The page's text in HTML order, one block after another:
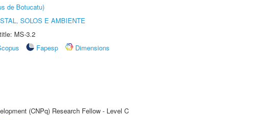
de Botucatu)
SOLOS E AMBIENTE
MS-3.2
Fapesp
Dimensions
(CNPq) Research Fellow - Level C